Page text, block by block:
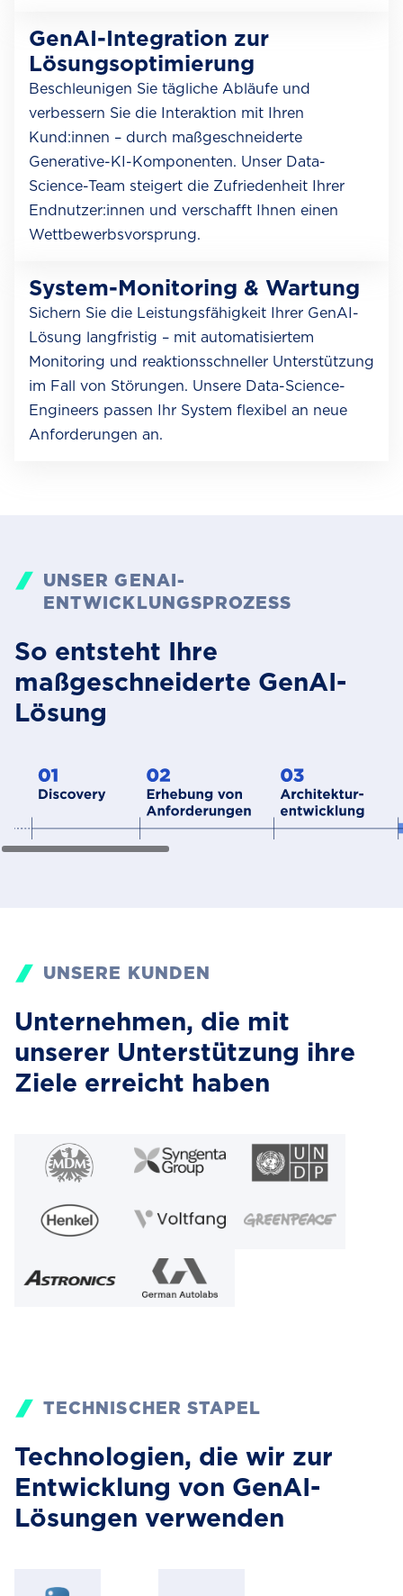
GenAI-Integration zur
Lösungsoptimierung
Beschleunigen Sie tägliche Abläufe und
verbessern Sie die Interaktion mit Ihren
Kund:innen – durch maßgeschneiderte
Generative-KI-Komponenten. Unser Data-
Science-Team steigert die Zufriedenheit Ihrer
Endnutzer:innen und verschafft Ihnen einen
Wettbewerbsvorsprung.
System-Monitoring & Wartung
Sichern Sie die Leistungsfähigkeit Ihrer GenAI-
Lösung langfristig – mit automatisiertem
Monitoring und reaktionsschneller Unterstützung
im Fall von Störungen. Unsere Data-Science-
Engineers passen Ihr System flexibel an neue
Anforderungen an.
UNSER GENAI-
ENTWICKLUNGSPROZESS
So entsteht Ihre
maßgeschneiderte GenAI-
Lösung
UNSERE KUNDEN
Unternehmen, die mit
unserer Unterstützung ihre
Ziele erreicht haben
TECHNISCHER STAPEL
Technologien, die wir zur
Entwicklung von GenAI-
Lösungen verwenden